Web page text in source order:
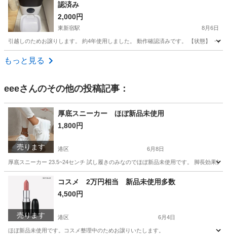
認済み
2,000円
東新宿駅 8月6日
引越しのためお譲りします。 約4年使用しました。 動作確認済みです。 【状態】 ・
東京 新宿区
もっと見る
eeeさんのその他の投稿記事：
売ります
厚底スニーカー ほぼ新品未使用
1,800円
港区 6月8日
厚底スニーカー 23.5~24センチ 試し履きのみなのでほぼ新品未使用です。 脚長効果抜
港区 厚底
売ります
コスメ 2万円相当 新品未使用多数
4,500円
港区 6月4日
ほぼ新品未使用です。コスメ整理中のためお譲りいたします。